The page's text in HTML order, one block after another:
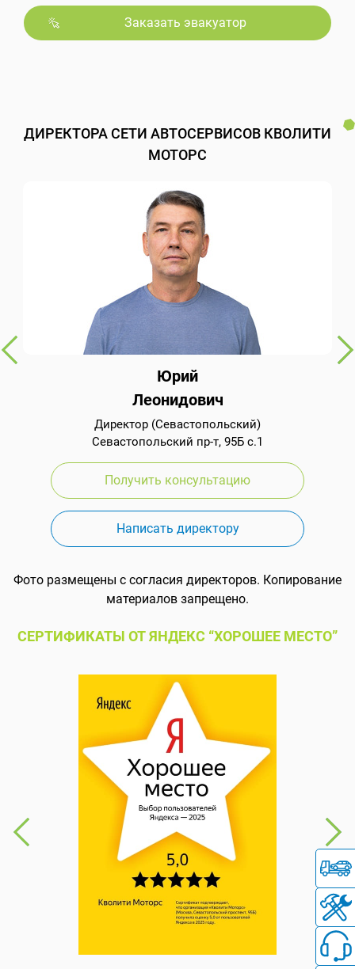
Заказать эвакуатор
ДИРЕКТОРА СЕТИ АВТОСЕРВИСОВ КВОЛИТИ
МОТОРС
Юрий
Леонидович
Директор (Севастопольский)
Севастопольский пр-т, 95Б с.1
Получить консультацию
Написать директору
Фото размещены с согласия директоров. Копирование
материалов запрещено.
СЕРТИФИКАТЫ ОТ ЯНДЕКС “ХОРОШЕЕ МЕСТО”